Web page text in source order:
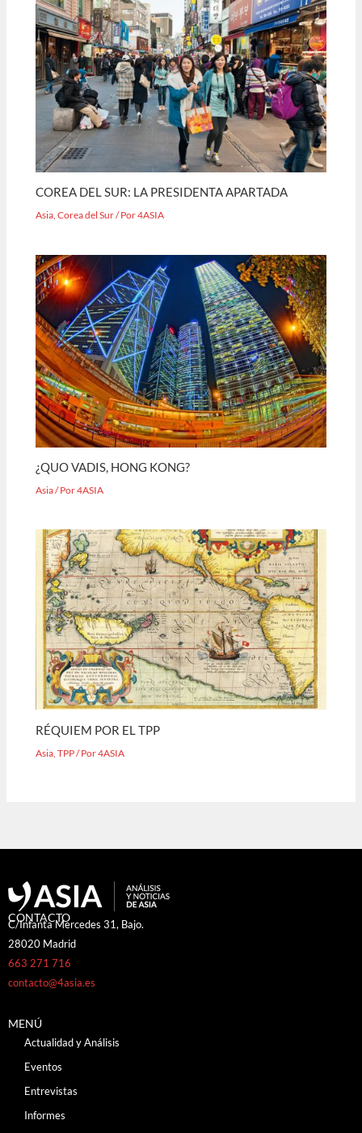
COREA DEL SUR: LA PRESIDENTA APARTADA
Asia,Corea del Sur/ Por4ASIA
¿QUO VADIS, HONG KONG?
Asia/ Por4ASIA
RÉQUIEM POR EL TPP
Asia ,TPP/ Por4ASIA
CONTACTO
C/Infanta Mercedes 31, Bajo.
28020 Madrid
663 271 716
contacto@4asia.es
MENÚ
Actualidad y Análisis
Eventos
Entrevistas
Informes